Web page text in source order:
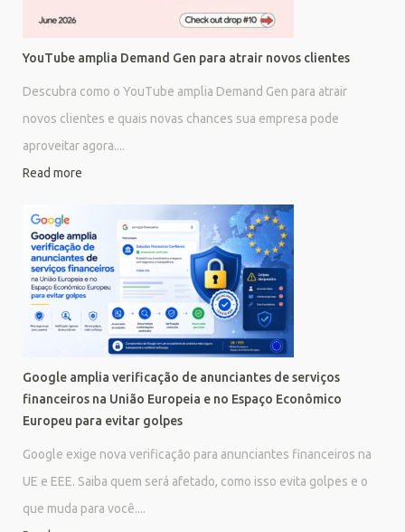
YouTube amplia Demand Gen para atrair novos clientes
Descubra como o YouTube amplia Demand Gen para atrair
novos clientes e quais novas chances sua empresa pode
aproveitar agora....
Read more
Google amplia verificação de anunciantes de serviços
financeiros na União Europeia e no Espaço Econômico
Europeu para evitar golpes
Google exige nova verificação para anunciantes financeiros na
UE e EEE. Saiba quem será afetado, como isso evita golpes e o
que muda para você....